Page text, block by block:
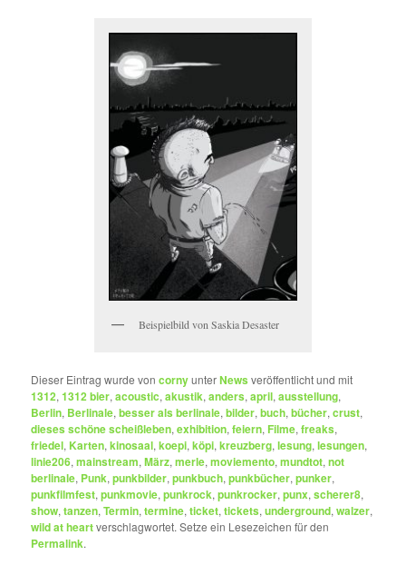
Beispielbild von Saskia Desaster
Dieser Eintrag wurde voncornyunterNews veröffentlicht und mit
1312,1312 bier,acoustic,akustik,anders,april,ausstellung,
Berlin, Berlinale,besser als berlinale,bilder,buch,bücher,crust,
dieses schöne scheißleben,exhibition,feiern, Filme,freaks,
friedel, Karten,kinosaal,koepi,köpi,kreuzberg,lesung,lesungen,
linie206,mainstream,März,merle,moviemento,mundtot,not
berlinale, Punk,punkbilder,punkbuch,punkbücher,punker,
punkfilmfest,punkmovie,punkrock,punkrocker,punx,scherer8,
show,tanzen,Termin,termine,ticket,tickets,underground,walzer,
wild at heartverschlagwortet. Setze ein Lesezeichen für den
Permalink.